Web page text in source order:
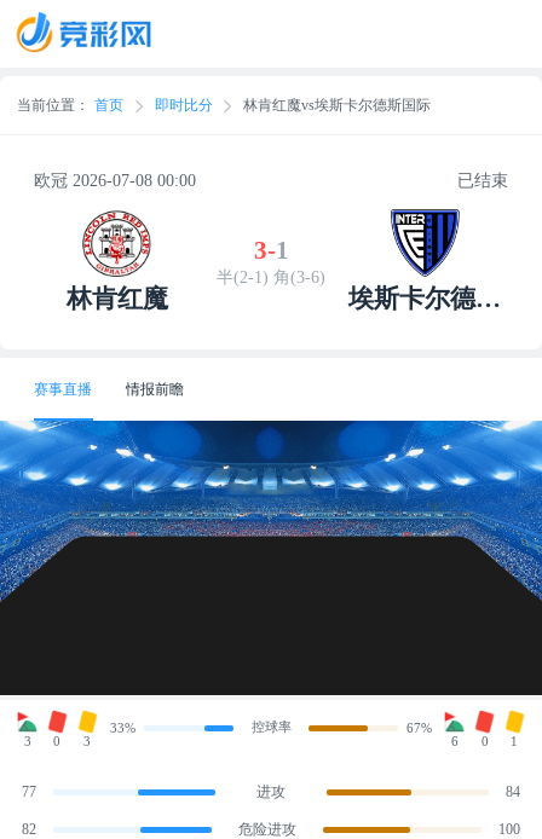
当前位置： 首页 即时比分 林肯红魔vs埃斯卡尔德斯国际
欧冠 2026-07-08 00:00 已结束
林肯红魔
3-1
半(2-1) 角(3-6)
埃斯卡尔德斯
赛事直播 情报前瞻
3 0 3
33% 控球率
67%
6
0 1
77 进攻 84
82 危险进攻 100